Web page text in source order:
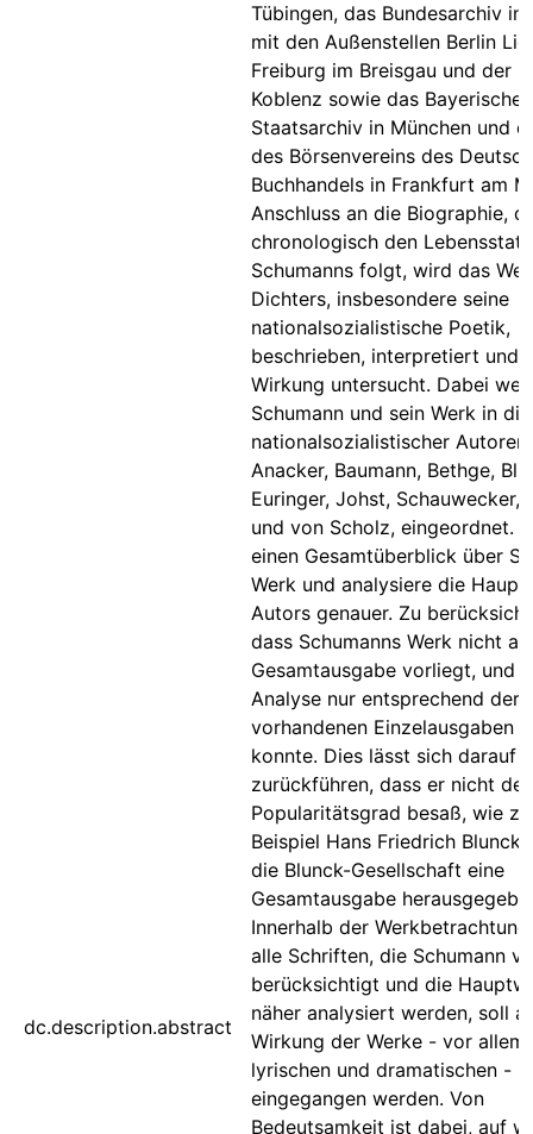
dc.description.abstract
Tübingen, das Bundesarchiv in
mit den Außenstellen Berlin
Freiburg im Breisgau und der
Koblenz sowie das Bayerische
Staatsarchiv in München und
des Börsenvereins des
Buchhandels in Frankfurt am
Anschluss an die Biographie,
chronologisch den
Schumanns folgt, wird das
Dichters, insbesondere seine
nationalsozialistische Poetik,
beschrieben, interpretiert und
Wirkung untersucht. Dabei
Schumann und sein Werk in
nationalsozialistischer
Anacker, Baumann, Bethge,
Euringer, Johst, Schauwecker,
und von Scholz, eingeordnet.
einen Gesamtüberblick über
Werk und analysiere die
Autors genauer. Zu
dass Schumanns Werk nicht als
Gesamtausgabe vorliegt, und
Analyse nur entsprechend der
vorhandenen Einzelausgaben
konnte. Dies lässt sich darauf
zurückführen, dass er nicht den
Popularitätsgrad besaß, wie
Beispiel Hans Friedrich
die Blunck-Gesellschaft eine
Gesamtausgabe
Innerhalb der
alle Schriften, die Schumann
berücksichtigt und die
näher analysiert werden, soll
Wirkung der Werke - vor allem
lyrischen und dramatischen -
eingegangen werden. Von
Bedeutsamkeit ist dabei, auf